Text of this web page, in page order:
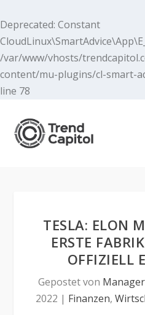
Deprecated: Constant
/var/www/vhosts/
content/mu-plugins/cl-smart-
line 78
TESLA: ELON
ERSTE
OFFIZIELL
Gepostet von
2022 | Finanzen,